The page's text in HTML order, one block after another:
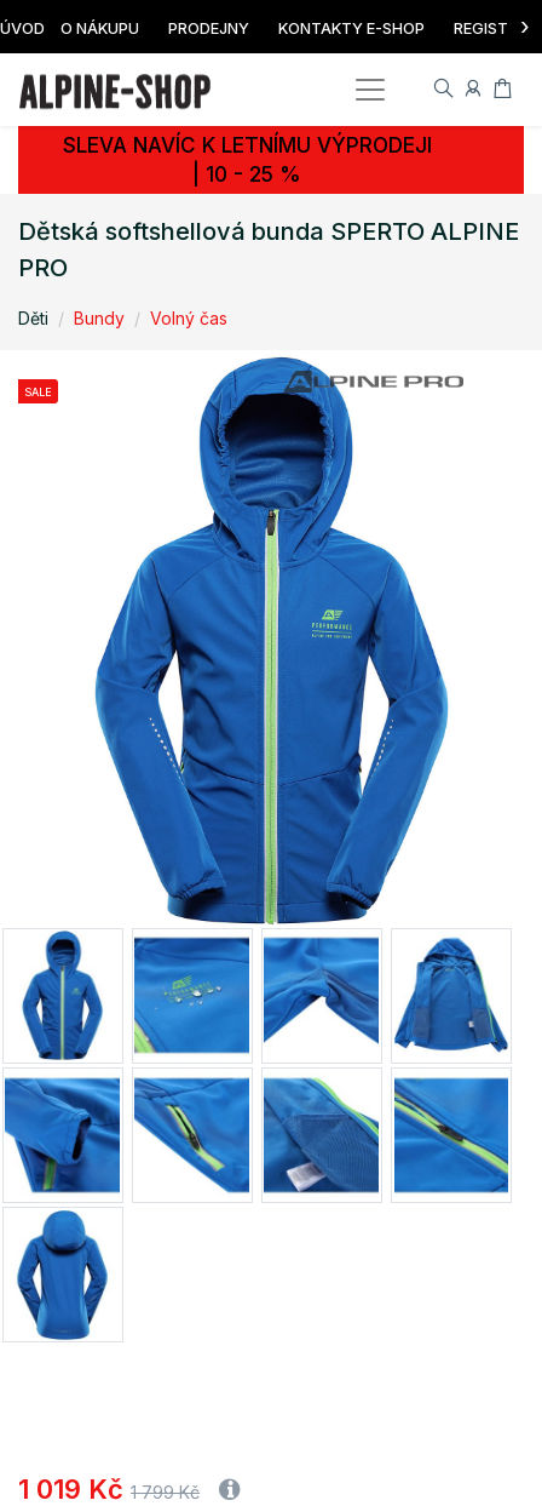
ÚVOD O NÁKUPU PRODEJNY KONTAKTY E-SHOP ›
SLEVA NAVÍC K LETNÍMU VÝPRODEJI
| 10 - 25 %
Dětská softshellová bunda SPERTO ALPINE
PRO
Děti Bundy Volný čas
SALE
1 019 Kč 1 799 Kč